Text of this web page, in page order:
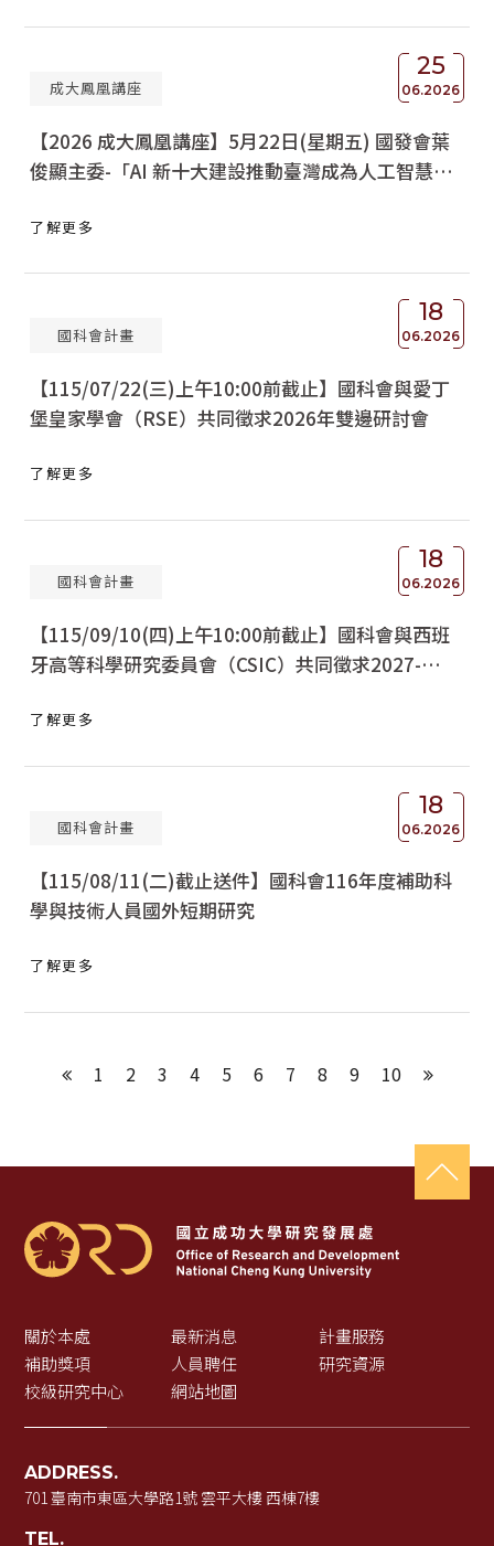
25
06.2026
成大鳳凰講座
【2026 成大鳳凰講座】5月22日(星期五) 國發會葉
俊顯主委-「AI 新十大建設推動臺灣成為人工智慧
了解更多
18
06.2026
國科會計畫
【115/07/22(三)上午10:00前截止】國科會與愛丁
堡皇家學會（RSE）共同徵求2026年雙邊研討會
了解更多
18
06.2026
國科會計畫
【115/09/10(四)上午10:00前截止】國科會與西班
牙高等科學研究委員會（CSIC）共同徵求2027-
了解更多
18
06.2026
國科會計畫
【115/08/11(二)截止送件】國科會116年度補助科
學與技術人員國外短期研究
了解更多
上一頁
1 2 3 4 5 6 7 8 9 10 下一頁
關於本處 最新消息
計畫服務
補助獎項
人員聘任
研究資源
校級研究中心
網站地圖
ADDRESS.
701 臺南市東區大學路1號 雲平大樓 西棟7樓
TEL.